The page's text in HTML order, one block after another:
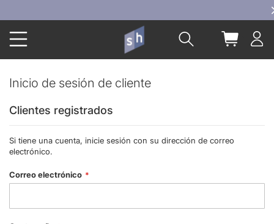
al
contenido
Buscar Mi
Inicio de sesión de cliente
Clientes registrados
Si tiene una cuenta, inicie sesión con su dirección de correo
electrónico.
Correo electrónico